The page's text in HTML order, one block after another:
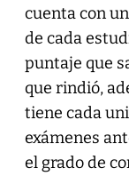
cuenta con
de cada
puntaje que
que rindió,
tiene cada
exámenes
el grado de